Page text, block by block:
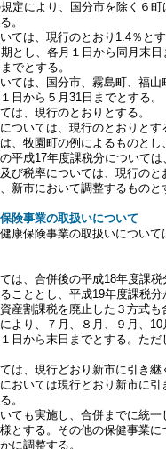
定により、国分市を除く６
。
ては、現行のとおり1.4％と
とし、各月１日から同月末
でとする。
ては、国分市、霧島町、福山
日から５月31日までとする。
は、現行のとおりとする。
ついては、現行のとおりとす
、牧園町の例によるものとし
平成17年度課税分については
び税率については、現行のと
新市において調整するものと
険事業の取扱いについて
康保険事業の取扱いについて
は、合併後の平成18年度課税
こととし、平成19年度課税
産割課税を廃止した３方式
より、７月、８月、９月、10
日から末日までとする。ただ
は、現行どおり新市に引き継
おいては現行どおり新市に
。
ても実施し、合併までに統一
とする。その他の保健事業
に調整する。